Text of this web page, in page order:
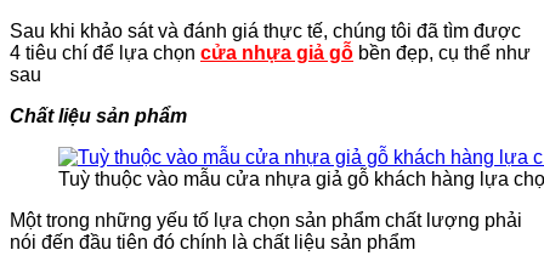
Sau khi khảo sát và đánh giá thực tế, chúng tôi đã tìm được
4 tiêu chí để lựa chọn cửa nhựa giả gỗ bền đẹp, cụ thể như
sau
Chất liệu sản phẩm
Tuỳ thuộc vào mẫu cửa nhựa giả gỗ khách hàng lựa
Một trong những yếu tố lựa chọn sản phẩm chất lượng phải
nói đến đầu tiên đó chính là chất liệu sản phẩm